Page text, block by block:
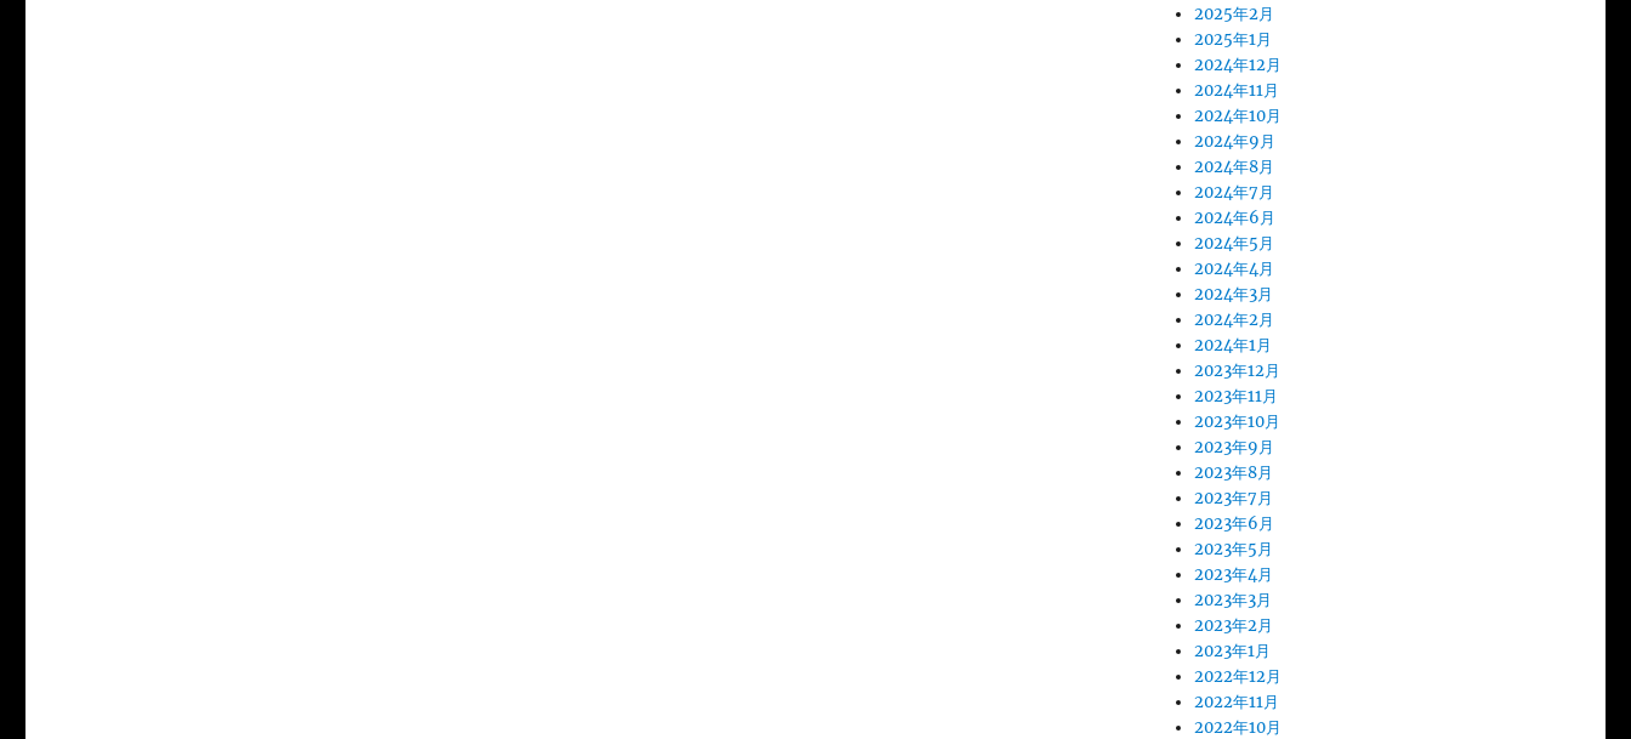
2025年2月
2025年1月
2024年12月
2024年11月
2024年10月
2024年9月
2024年8月
2024年7月
2024年6月
2024年5月
2024年4月
2024年3月
2024年2月
2024年1月
2023年12月
2023年11月
2023年10月
2023年9月
2023年8月
2023年7月
2023年6月
2023年5月
2023年4月
2023年3月
2023年2月
2023年1月
2022年12月
2022年11月
2022年10月